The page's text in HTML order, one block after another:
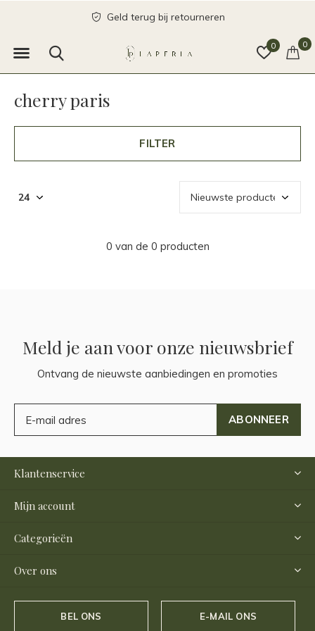
0 0
Geld terug bij retourneren
cherry paris
FILTER
0 van de 0 producten
Meld je aan voor onze nieuwsbrief
Ontvang de nieuwste aanbiedingen en promoties
ABONNEER
Klantenservice
Mijn account
Categorieën
Over ons
BEL ONS E-MAIL ONS